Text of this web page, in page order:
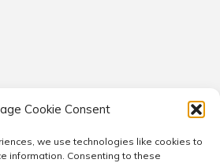
Cookie Consent
we use technologies like cookies to
information. Consenting to these
Consultants. All rights reserved.